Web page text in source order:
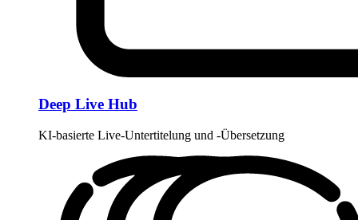
Deep Live Hub
KI-basierte Live-Untertitelung und -Übersetzung